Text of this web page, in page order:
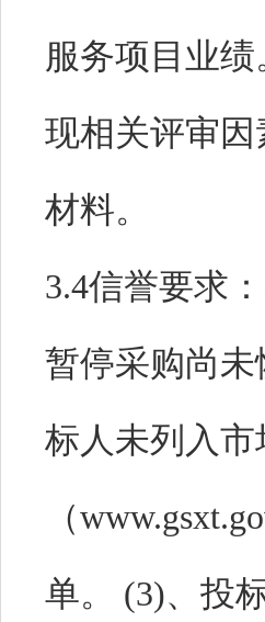
服务项目业
现相关评审
材料。
3.4信誉要求：
暂停采购尚
标人未列入
（
单。 (3)、投